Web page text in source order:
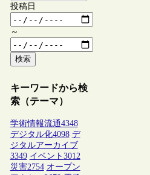
投稿日
～
検索
キーワードから検
索（テーマ）
学術情報流通4348
デジタル化4098 デ
ジタルアーカイブ
3349 イベント 3012
災害2754 オープン